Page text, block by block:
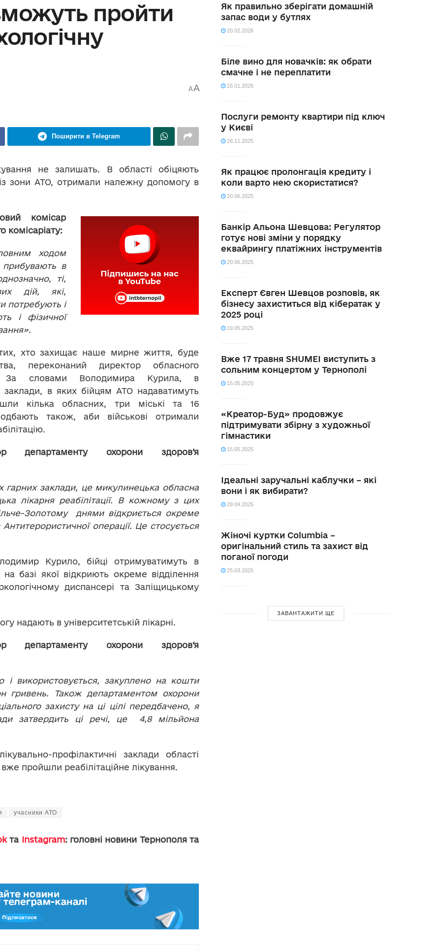
пройти
AA
Поширити в Telegram
не залишать. В області обіцяють
зони АТО, отримали належну допомогу в
комісар
комісаріату:
ходом
прибувають в
ті,
дій, які,
потребують і
і фізичної
хто захищає наше мирне життя, буде
переконаний директор обласного
За словами Володимира Курила, в
заклади, в яких бійцям АТО надаватимуть
кілька обласних, три міські та 16
також, аби військові отримали
охорони здоров’я
гарних заклади, це микулинецька обласна
лікарня реабілітації. В кожному з цих
Золотому днями відкриється окреме
Антитерористичної операції. Це стосується
Курило, бійці отримуватимуть в
на базі якої відкриють окреме відділення
диспансері та Заліщицькому
надають в університетській лікарні.
охорони здоров’я
використовується, закуплено на кошти
гривень. Також департаментом охорони
захисту на ці цілі передбачено, я
затвердить ці речі, це 4,8 мільйона
профілактичні заклади області
пройшли реабілітаційне лікування.
учасники АТО
та Instagram: головні новини Тернополя та
Як правильно зберігати домашній
запас води у бутлях
20.02.2026
Біле вино для новачків: як обрати
смачне і не переплатити
15.01.2026
Послуги ремонту квартири під ключ
у Києві
26.11.2025
Як працює пролонгація кредиту і
коли варто нею скористатися?
20.06.2025
Банкір Альона Шевцова: Регулятор
готує нові зміни у порядку
еквайрингу платіжних інструментів
20.06.2025
Експерт Євген Шевцов розповів, як
бізнесу захиститься від кібератак у
2025 році
19.05.2025
Вже 17 травня SHUMEI виступить з
сольним концертом у Тернополі
15.05.2025
«Креатор-Буд» продовжує
підтримувати збірну з художньої
гімнастики
15.05.2025
Ідеальні заручальні каблучки – які
вони і як вибирати?
29.04.2025
Жіночі куртки Columbia –
оригінальний стиль та захист від
поганої погоди
25.03.2025
ЗАВАНТАЖИТИ ЩЕ